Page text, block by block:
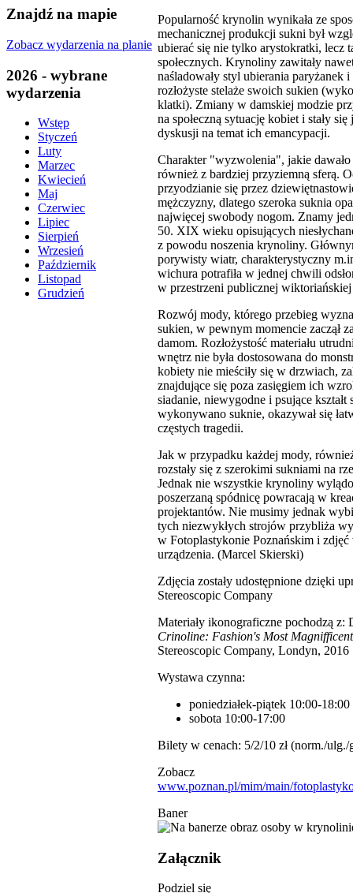
Znajdź na mapie
Zobacz wydarzenia na planie
2026 - wybrane
wydarzenia
Wstęp
Styczeń
Luty
Marzec
Kwiecień
Maj
Czerwiec
Lipiec
Sierpień
Wrzesień
Październik
Listopad
Grudzień
Popularność krynolin wynikała ze
mechanicznej produkcji sukni był
ubierać się nie tylko arystokratki, lecz
społecznych. Krynoliny zawitały
naśladowały styl ubierania paryżanek
rozłożyste stelaże swoich sukien
klatki). Zmiany w damskiej modzie
na społeczną sytuację kobiet i stały
dyskusji na temat ich emancypacji.
Charakter "wyzwolenia", jakie
również z bardziej przyziemną sferą.
przyodzianie się przez
mężczyzny, dlatego szeroka suknia
najwięcej swobody nogom. Znamy
50. XIX wieku opisujących
z powodu noszenia krynoliny.
porywisty wiatr, charakterystyczny
wichura potrafiła w jednej chwili
w przestrzeni publicznej
Rozwój mody, którego przebieg
sukien, w pewnym momencie zaczął
damom. Rozłożystość materiału
wnętrz nie była dostosowana do
kobiety nie mieściły się w drzwiach,
znajdujące się poza zasięgiem ich
siadanie, niewygodne i psujące kształt
wykonywano suknie, okazywał się
częstych tragedii.
Jak w przypadku każdej mody,
rozstały się z szerokimi sukniami na
Jednak nie wszystkie krynoliny
poszerzaną spódnicę powracają w
projektantów. Nie musimy jednak
tych niezwykłych strojów przybliża
w Fotoplastykonie Poznańskim i
urządzenia. (Marcel Skierski)
Zdjęcia zostały udostępnione dzięki
Stereoscopic Company
Materiały ikonograficzne pochodzą z:
Crinoline: Fashion's Most
Stereoscopic Company, Londyn, 2016
Wystawa czynna:
poniedziałek-piątek 10:00-18:00
sobota 10:00-17:00
Bilety w cenach: 5/2/10 zł (norm./ulg./
Zobacz
www.poznan.pl/mim/main/
Baner
Załącznik
Podziel się